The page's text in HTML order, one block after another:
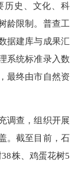
历史、文化、科
龄限制。普查工
据建库与成果汇
系统标准录入数
最终由市自然资
查，组织开展
。截至目前，石
株、鸡蛋花树5